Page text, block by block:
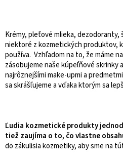
Krémy, pleťové mlieka, dezodoranty,
niektoré z kozmetických produktov,
používa. Vzhľadom na to, že máme
zásobujeme naše kúpeľňové skrinky
najrôznejšími make-upmi a
sa skrášľujeme a vďaka ktorým sa
Ľudia kozmetické produkty
tiež zaujíma o to, čo vlastne
do zákulisia kozmetiky, aby sme na